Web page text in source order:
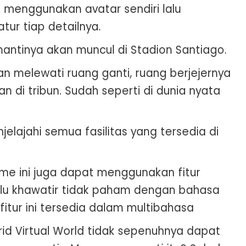
avatar sendiri lalu
tiap detailnya.
akan muncul di Stadion Santiago.
melewati ruang ganti, ruang berjejernya
di tribun. Sudah seperti di dunia nyata
semua fasilitas yang tersedia di
ini juga dapat menggunakan fitur
khawatir tidak paham dengan bahasa
ini tersedia dalam multibahasa
Virtual World tidak sepenuhnya dapat